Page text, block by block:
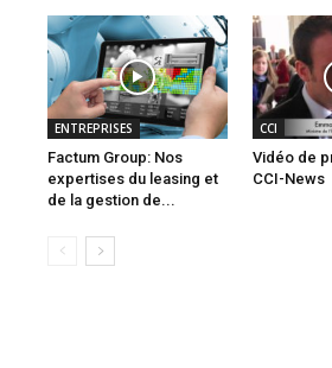
ENTREPRISES
Factum Group: Nos
expertises du leasing et
de la gestion de...
CCI
Vidéo de
CCI-News